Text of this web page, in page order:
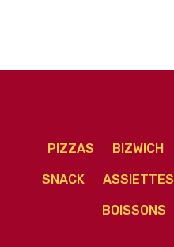
PIZZAS BIZWICH
SNACK ASSIETTES
BOISSONS